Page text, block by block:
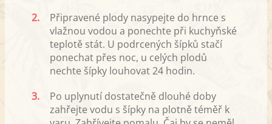
2.
Připravené plody nasypejte do hrnce s
vlažnou vodou a ponechte při kuchyňské
teplotě stát. U podrcených šípků stačí
ponechat přes noc, u celých plodů
nechte šípky louhovat 24 hodin.
3.
Po uplynutí dostatečně dlouhé doby
zahřejte vodu s šípky na plotně téměř k